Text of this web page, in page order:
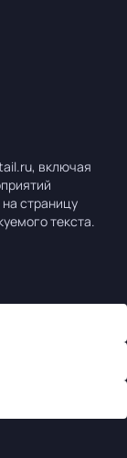
включая
страницу
текста.